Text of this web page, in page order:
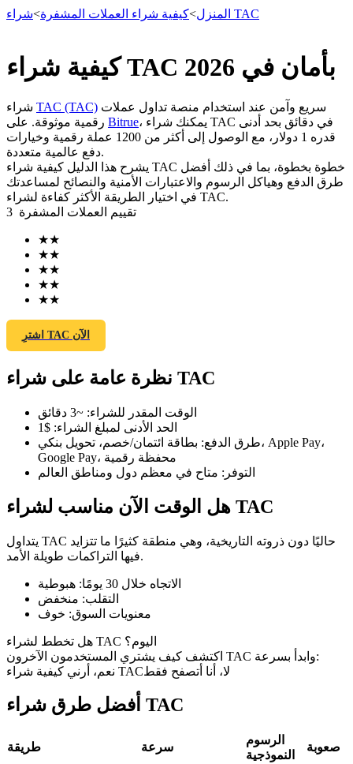
العقود الآجلة
العقود الآجلة لـ COIN-M
العقود الآجلة للعملات المشفرة
TradFi
مشتقات الأسهم والعملات الأجنبية والمعادن الثمينة والسلع
العقود الآجلة USDC
المنزل>كيفية شراء العملات المشفرة> شراء TAC
كيفية شراء TAC بأمان في 2026
TAC (TAC)
Bitrue، يمكنك شراء TAC في دقائق بحد أدنى
قدره 1 دولار، مع الوصول إلى أكثر من 1200 عملة رقمية وخيارات
دفع عالمية متعددة.
يشرح هذا الدليل كيفية شراء TAC خطوة بخطوة، بما في ذلك أفضل
طرق الدفع وهياكل الرسوم والاعتبارات الأمنية والنصائح لمساعدتك
في اختيار الطريقة الأكثر كفاءة لشراء TAC.
تقييم العملات المشفرة 3
★★
★★
★★
★★
★★
اشترِ TAC الآن
نظرة عامة على شراء TAC
الوقت المقدر للشراء: ~3 دقائق
الحد الأدنى لمبلغ الشراء:
$1
طرق الدفع: بطاقة ائتمان/خصم، تحويل بنكي، Apple Pay،
Google Pay، محفظة رقمية
التوفر : متاح في معظم دول ومناطق العالم
هل الوقت الآن مناسب لشراء TAC
يتداول TAC حاليًا دون ذروته التاريخية، وهي منطقة كثيرًا ما تتزايد
فيها التراكمات طويلة الأمد.
الاتجاه خلال 30 يومًا : هبوطية
التقلب: منخفض
معنويات السوق: خوف
هل تخطط لشراء TAC اليوم؟
اكتشف كيف يشتري المستخدمون الآخرون TAC وابدأ بسرعة:
نعم، أرني كيفية شراء TACلا، أنا أتصفح فقط
أفضل طرق شراء TAC
طريقة سرعة
الرسوم
النموذجية
صعوبة